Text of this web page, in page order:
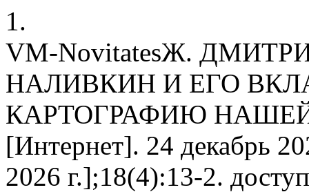
1.
VM-NovitatesЖ.
НАЛИВКИН И ЕГО
КАРТОГРАФИЮ НАШЕЙ
[Интернет]. 24 декабрь
2026 г.];18(4):13-2.